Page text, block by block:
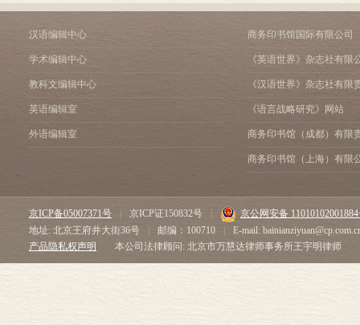
汉语编辑中心
学术编辑中心
教科文编辑中心
英语编辑室
外语编辑室
商务印书馆国际有限公司
《英语世界》杂志社有限
《汉语世界》杂志社有限
《语言战略研究》网站
商务印书馆（成都）有限
商务印书馆（上海）有限
京ICP备05007371号 京ICP证150832号
京公网安备
地址: 北京王府井大街36号
邮编：100710
E-mail:
产品隐私权声明
本公司法律顾问: 北京市万慧达律师事务所王宇明律师